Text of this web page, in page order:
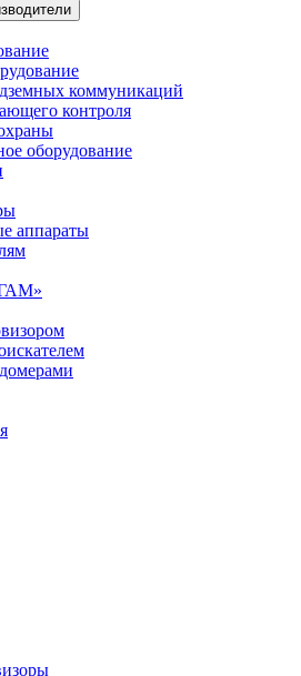
коммуникаций
контроля
оборудование
аппараты